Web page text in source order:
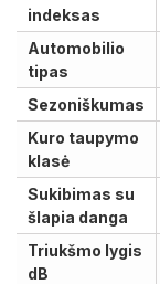
indeksas
Automobilio
tipas
Sezoniškumas
Kuro taupymo
klasė
Sukibimas su
šlapia danga
Triukšmo lygis
dB